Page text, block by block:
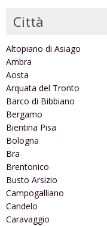
Città
Altopiano di Asiago
Ambra
Aosta
Arquata del Tronto
Barco di Bibbiano
Bergamo
Bientina Pisa
Bologna
Bra
Brentonico
Busto Arsizio
Campogalliano
Candelo
Caravaggio